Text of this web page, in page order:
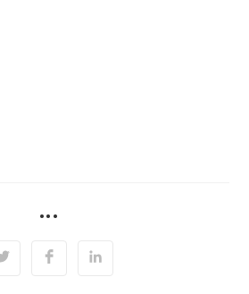
•••
Opens
Opens
Opens